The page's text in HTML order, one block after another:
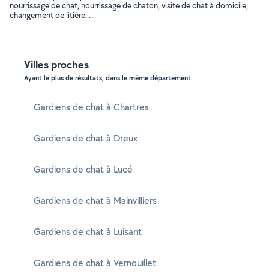
nourrissage de chat, nourrissage de chaton, visite de chat à domicile,
changement de litière, ..
Villes proches
Ayant le plus de résultats, dans le même département
Gardiens de chat à Chartres
Gardiens de chat à Dreux
Gardiens de chat à Lucé
Gardiens de chat à Mainvilliers
Gardiens de chat à Luisant
Gardiens de chat à Vernouillet